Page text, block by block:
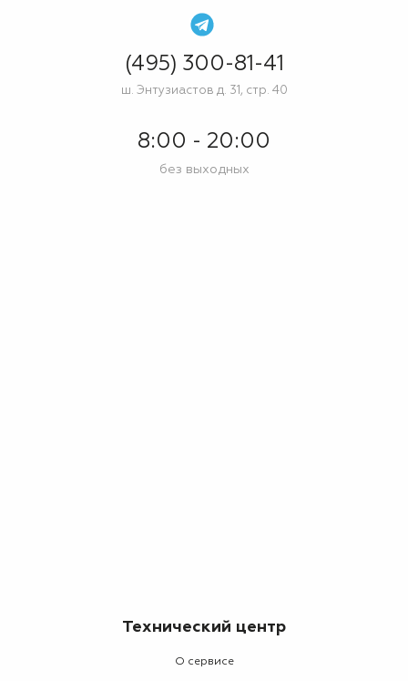
(495) 300-81-41
ш. Энтузиастов д. 31, стр. 40
8:00 - 20:00
без выходных
Технический центр
О сервисе